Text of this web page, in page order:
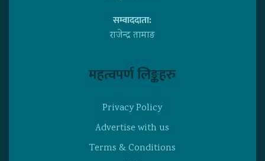
सम्वाददाता:
राजेन्द्र तामाङ
महत्वपर्ण लिङ्कहरु
Privacy Policy
Advertise with us
Terms & Conditions